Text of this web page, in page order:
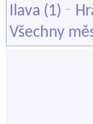
Ilava (1) -
Všechny